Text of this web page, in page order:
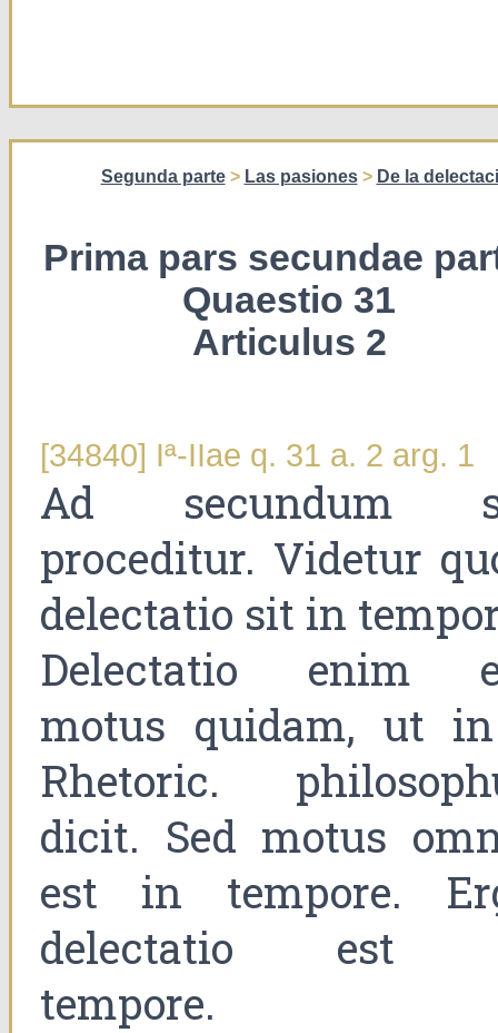
Segunda parte> Las pasiones> De la
Prima pars secundae
Quaestio 31
Articulus 2
[34840] Iª-IIae q. 31 a. 2 arg. 1
Ad secundum
proceditur. Videtur
delectatio sit in
Delectatio enim
motus quidam, ut
Rhetoric.
dicit. Sed motus
est in tempore.
delectatio est
tempore.